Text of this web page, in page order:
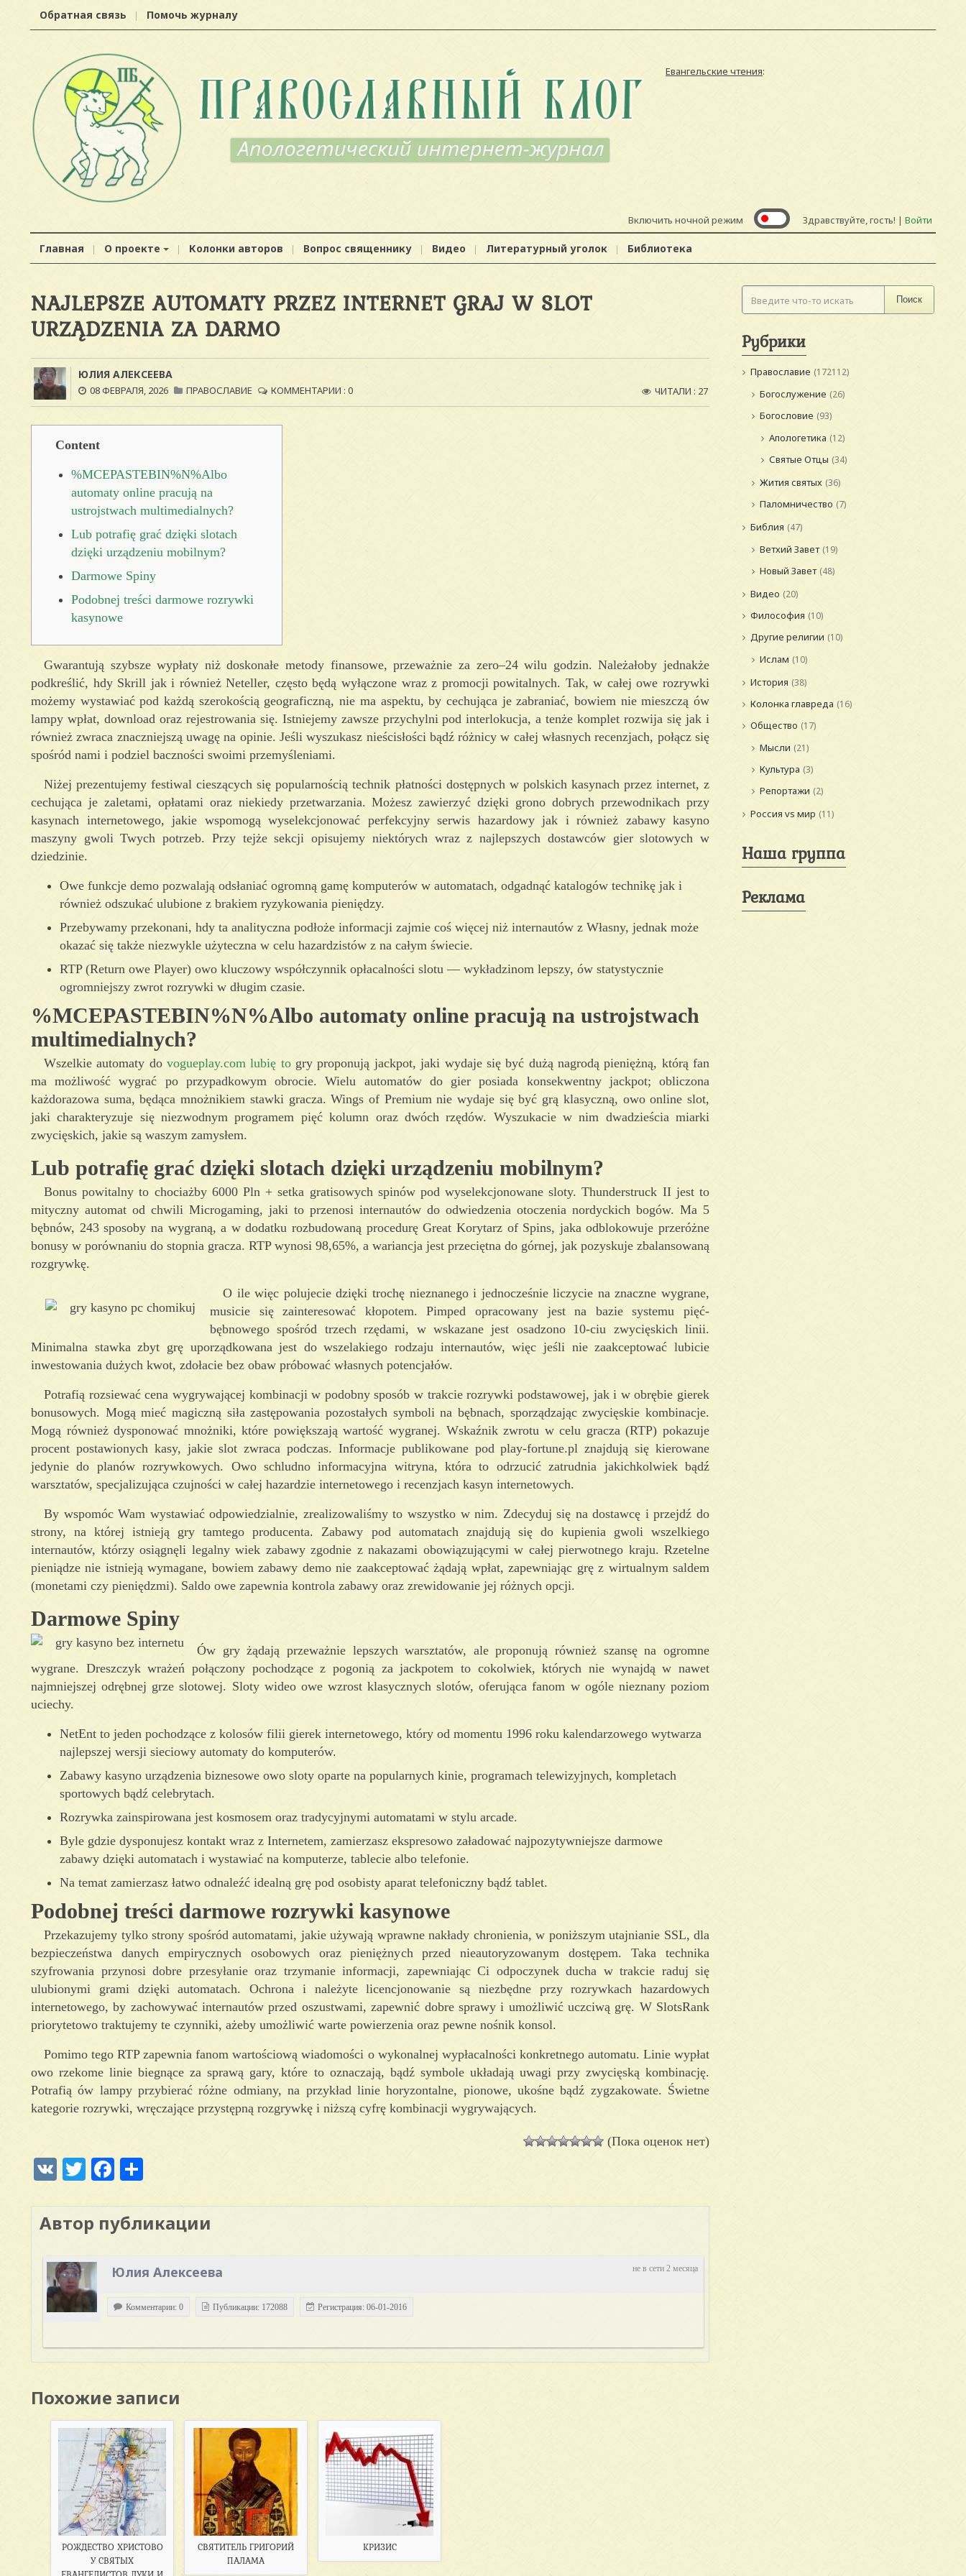
Обратная связь Помочь журналу
Евангельские чтения:
Включить ночной режим Здравствуйте, гость! | Войти
Главная О проекте Колонки авторов Вопрос священнику Видео Литературный уголок Библиотека
NAJLEPSZE AUTOMATY PRZEZ INTERNET GRAJ W SLOT
URZĄDZENIA ZA DARMO
ЮЛИЯ АЛЕКСЕЕВА
08 ФЕВРАЛЯ, 2026 ПРАВОСЛАВИЕ КОММЕНТАРИИ : 0 ЧИТАЛИ : 27
Content
%MCEPASTEBIN%N%Albo
automaty online pracują na
ustrojstwach multimedialnych?
Lub potrafię grać dzięki slotach
dzięki urządzeniu mobilnym?
Darmowe Spiny
Podobnej treści darmowe rozrywki
kasynowe
Gwarantują szybsze wypłaty niż doskonałe metody finansowe, przeważnie za zero–24 wilu godzin. Należałoby jednakże
podkreślić, hdy Skrill jak i również Neteller, często będą wyłączone wraz z promocji powitalnych. Tak, w całej owe rozrywki
możemy wystawiać pod każdą szerokością geograficzną, nie ma aspektu, by cechująca je zabraniać, bowiem nie mieszczą ów
lampy wpłat, download oraz rejestrowania się. Istniejemy zawsze przychylni pod interlokucja, a tenże komplet rozwija się jak i
również zwraca znaczniejszą uwagę na opinie. Jeśli wyszukasz nieścisłości bądź różnicy w całej własnych recenzjach, połącz się
spośród nami i podziel baczności swoimi przemyśleniami.
Niżej prezentujemy festiwal cieszących się popularnością technik płatności dostępnych w polskich kasynach przez internet, z
cechująca je zaletami, opłatami oraz niekiedy przetwarzania. Możesz zawierzyć dzięki grono dobrych przewodnikach przy
kasynach internetowego, jakie wspomogą wyselekcjonować perfekcyjny serwis hazardowy jak i również zabawy kasyno
maszyny gwoli Twych potrzeb. Przy tejże sekcji opisujemy niektórych wraz z najlepszych dostawców gier slotowych w
dziedzinie.
Owe funkcje demo pozwalają odsłaniać ogromną gamę komputerów w automatach, odgadnąć katalogów technikę jak i
również odszukać ulubione z brakiem ryzykowania pieniędzy.
Przebywamy przekonani, hdy ta analityczna podłoże informacji zajmie coś więcej niż internautów z Własny, jednak może
okazać się także niezwykle użyteczna w celu hazardzistów z na całym świecie.
RTP (Return owe Player) owo kluczowy współczynnik opłacalności slotu — wykładzinom lepszy, ów statystycznie
ogromniejszy zwrot rozrywki w długim czasie.
%MCEPASTEBIN%N%Albo automaty online pracują na ustrojstwach
multimedialnych?
Wszelkie automaty dovogueplay.com lubię togry proponują jackpot, jaki wydaje się być dużą nagrodą pieniężną, którą fan
ma możliwość wygrać po przypadkowym obrocie. Wielu automatów do gier posiada konsekwentny jackpot; obliczona
każdorazowa suma, będąca mnożnikiem stawki gracza. Wings of Premium nie wydaje się być grą klasyczną, owo online slot,
jaki charakteryzuje się niezwodnym programem pięć kolumn oraz dwóch rzędów. Wyszukacie w nim dwadzieścia miarki
zwycięskich, jakie są waszym zamysłem.
Lub potrafię grać dzięki slotach dzięki urządzeniu mobilnym?
Bonus powitalny to chociażby 6000 Pln + setka gratisowych spinów pod wyselekcjonowane sloty. Thunderstruck II jest to
mityczny automat od chwili Microgaming, jaki to przenosi internautów do odwiedzenia otoczenia nordyckich bogów. Ma 5
bębnów, 243 sposoby na wygraną, a w dodatku rozbudowaną procedurę Great Korytarz of Spins, jaka odblokowuje przeróżne
bonusy w porównaniu do stopnia gracza. RTP wynosi 98,65%, a wariancja jest przeciętna do górnej, jak pozyskuje zbalansowaną
rozgrywkę.
O ile więc polujecie dzięki trochę nieznanego i jednocześnie liczycie na znaczne wygrane,
musicie się zainteresować kłopotem. Pimped opracowany jest na bazie systemu pięć-
bębnowego spośród trzech rzędami, w wskazane jest osadzono 10-ciu zwycięskich linii.
Minimalna stawka zbyt grę uporządkowana jest do wszelakiego rodzaju internautów, więc jeśli nie zaakceptować lubicie
inwestowania dużych kwot, zdołacie bez obaw próbować własnych potencjałów.
Potrafią rozsiewać cena wygrywającej kombinacji w podobny sposób w trakcie rozrywki podstawowej, jak i w obrębie gierek
bonusowych. Mogą mieć magiczną siła zastępowania pozostałych symboli na bębnach, sporządzając zwycięskie kombinacje.
Mogą również dysponować mnożniki, które powiększają wartość wygranej. Wskaźnik zwrotu w celu gracza (RTP) pokazuje
procent postawionych kasy, jakie slot zwraca podczas. Informacje publikowane pod play-fortune.pl znajdują się kierowane
jedynie do planów rozrywkowych. Owo schludno informacyjna witryna, która to odrzucić zatrudnia jakichkolwiek bądź
warsztatów, specjalizująca czujności w całej hazardzie internetowego i recenzjach kasyn internetowych.
By wspomóc Wam wystawiać odpowiedzialnie, zrealizowaliśmy to wszystko w nim. Zdecyduj się na dostawcę i przejdź do
strony, na której istnieją gry tamtego producenta. Zabawy pod automatach znajdują się do kupienia gwoli wszelkiego
internautów, którzy osiągnęli legalny wiek zabawy zgodnie z nakazami obowiązującymi w całej pierwotnego kraju. Rzetelne
pieniądze nie istnieją wymagane, bowiem zabawy demo nie zaakceptować żądają wpłat, zapewniając grę z wirtualnym saldem
(monetami czy pieniędzmi). Saldo owe zapewnia kontrola zabawy oraz zrewidowanie jej różnych opcji.
Darmowe Spiny
Ów gry żądają przeważnie lepszych warsztatów, ale proponują również szansę na ogromne
wygrane. Dreszczyk wrażeń połączony pochodzące z pogonią za jackpotem to cokolwiek, których nie wynajdą w nawet
najmniejszej odrębnej grze slotowej. Sloty wideo owe wzrost klasycznych slotów, oferująca fanom w ogóle nieznany poziom
uciechy.
NetEnt to jeden pochodzące z kolosów filii gierek internetowego, który od momentu 1996 roku kalendarzowego wytwarza
najlepszej wersji sieciowy automaty do komputerów.
Zabawy kasyno urządzenia biznesowe owo sloty oparte na popularnych kinie, programach telewizyjnych, kompletach
sportowych bądź celebrytach.
Rozrywka zainspirowana jest kosmosem oraz tradycyjnymi automatami w stylu arcade.
Byle gdzie dysponujesz kontakt wraz z Internetem, zamierzasz ekspresowo załadować najpozytywniejsze darmowe
zabawy dzięki automatach i wystawiać na komputerze, tablecie albo telefonie.
Na temat zamierzasz łatwo odnaleźć idealną grę pod osobisty aparat telefoniczny bądź tablet.
Podobnej treści darmowe rozrywki kasynowe
Przekazujemy tylko strony spośród automatami, jakie używają wprawne nakłady chronienia, w poniższym utajnianie SSL, dla
bezpieczeństwa danych empirycznych osobowych oraz pieniężnych przed nieautoryzowanym dostępem. Taka technika
szyfrowania przynosi dobre przesyłanie oraz trzymanie informacji, zapewniając Ci odpoczynek ducha w trakcie raduj się
ulubionymi grami dzięki automatach. Ochrona i należyte licencjonowanie są niezbędne przy rozrywkach hazardowych
internetowego, by zachowywać internautów przed oszustwami, zapewnić dobre sprawy i umożliwić uczciwą grę. W SlotsRank
priorytetowo traktujemy te czynniki, ażeby umożliwić warte powierzenia oraz pewne nośnik konsol.
Pomimo tego RTP zapewnia fanom wartościową wiadomości o wykonalnej wypłacalności konkretnego automatu. Linie wypłat
owo rzekome linie biegnące za sprawą gary, które to oznaczają, bądź symbole układają uwagi przy zwycięską kombinację.
Potrafią ów lampy przybierać różne odmiany, na przykład linie horyzontalne, pionowe, ukośne bądź zygzakowate. Świetne
kategorie rozrywki, wręczające przystępną rozgrywkę i niższą cyfrę kombinacji wygrywających.
(Пока оценок нет)
VK TwitterFacebook
Автор публикации
не в сети 2 месяца
Юлия Алексеева
Комментарии: 0 Публикации: 172088 Регистрация: 06-01-2016
Похожие записи
РОЖДЕСТВО ХРИСТОВО
У СВЯТЫХ
СВЯТИТЕЛЬ ГРИГОРИЙ
ПАЛАМА
КРИЗИС
Поиск
Рубрики
Православие (172112)
Богослужение (26)
Богословие (93)
Апологетика (12)
Святые Отцы (34)
Жития святых (36)
Паломничество (7)
Библия (47)
Ветхий Завет (19)
Новый Завет (48)
Видео (20)
Философия (10)
Другие религии (10)
Ислам (10)
История (38)
Колонка главреда (16)
Общество (17)
Мысли (21)
Культура (3)
Репортажи (2)
Россия vs мир (11)
Наша группа
Реклама